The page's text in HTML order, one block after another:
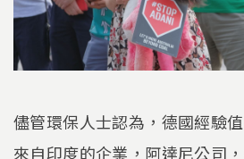
儘管環保人士認為，德國經驗
來自印度的企業，阿達尼公司